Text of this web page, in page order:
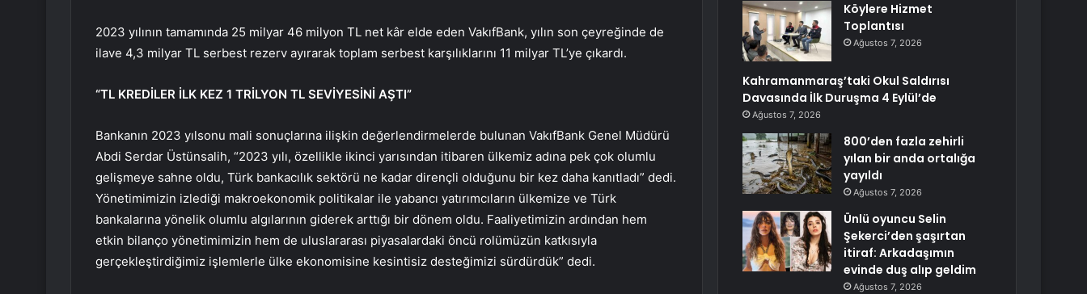
2023 yılının tamamında 25 milyar 46 milyon TL net kâr elde eden VakıfBank, yılın son çeyreğinde de
ilave 4,3 milyar TL serbest rezerv ayırarak toplam serbest karşılıklarını 11 milyar TL’ye çıkardı.
“TL KREDİLER İLK KEZ 1 TRİLYON TL SEVİYESİNİ AŞTI”
Bankanın 2023 yılsonu mali sonuçlarına ilişkin değerlendirmelerde bulunan VakıfBank Genel Müdürü
Abdi Serdar Üstünsalih, “2023 yılı, özellikle ikinci yarısından itibaren ülkemiz adına pek çok olumlu
gelişmeye sahne oldu, Türk bankacılık sektörü ne kadar dirençli olduğunu bir kez daha kanıtladı” dedi.
Yönetimimizin izlediği makroekonomik politikalar ile yabancı yatırımcıların ülkemize ve Türk
bankalarına yönelik olumlu algılarının giderek arttığı bir dönem oldu. Faaliyetimizin ardından hem
etkin bilanço yönetimimizin hem de uluslararası piyasalardaki öncü rolümüzün katkısıyla
gerçekleştirdiğimiz işlemlerle ülke ekonomisine kesintisiz desteğimizi sürdürdük” dedi.
Köylere Hizmet
Toplantısı
Ağustos 7, 2026
Kahramanmaraş’taki Okul Saldırısı
Davasında İlk Duruşma 4 Eylül’de
Ağustos 7, 2026
800’den fazla zehirli
yılan bir anda ortalığa
yayıldı
Ağustos 7, 2026
Ünlü oyuncu Selin
Şekerci’den şaşırtan
itiraf: Arkadaşımın
evinde duş alıp geldim
Ağustos 7, 2026